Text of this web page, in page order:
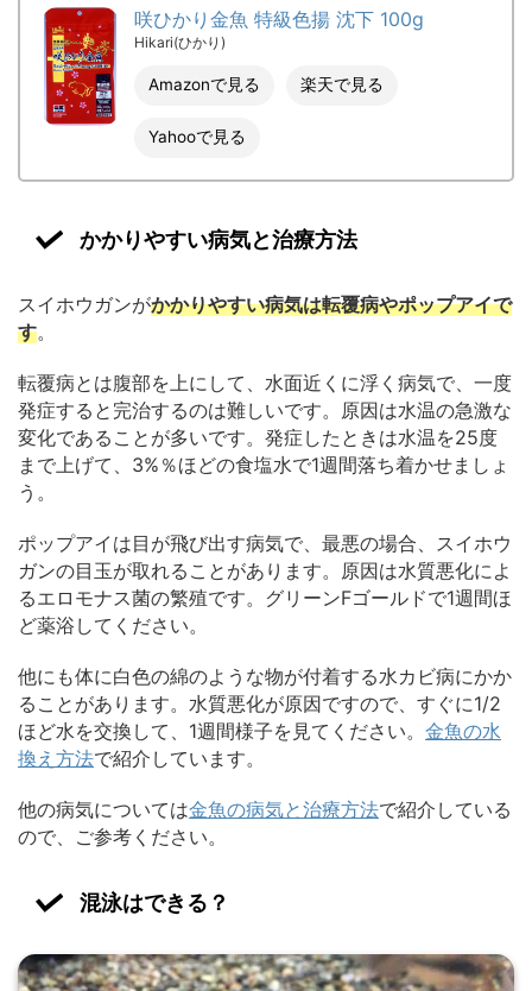
咲ひかり金魚 特級色揚 沈下 100g
Hikari(ひかり)
Amazonで見る 楽天で見る
Yahooで見る
かかりやすい病気と治療方法
スイホウガンがかかりやすい病気は転覆病やポップアイで
す。
転覆病とは腹部を上にして、水面近くに浮く病気で、一度
発症すると完治するのは難しいです。原因は水温の急激な
変化であることが多いです。発症したときは水温を25度
まで上げて、3%％ほどの食塩水で1週間落ち着かせましょ
う。
ポップアイは目が飛び出す病気で、最悪の場合、スイホウ
ガンの目玉が取れることがあります。原因は水質悪化によ
るエロモナス菌の繁殖です。グリーンFゴールドで1週間ほ
ど薬浴してください。
他にも体に白色の綿のような物が付着する水カビ病にかか
ることがあります。水質悪化が原因ですので、すぐに1/2
ほど水を交換して、1週間様子を見てください。 金魚の水
換え方法で紹介しています。
他の病気については金魚の病気と治療方法で紹介している
ので、ご参考ください。
混泳はできる？